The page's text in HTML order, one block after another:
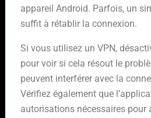
appareil Android. Parfois, un
suffit à rétablir la connexion.
Si vous utilisez un VPN,
pour voir si cela résout le
peuvent interférer avec la
Vérifiez également que
autorisations nécessaires pour